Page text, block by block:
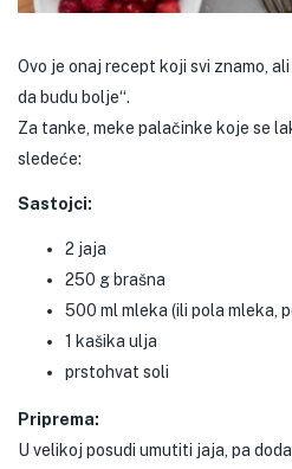
Ovo je onaj recept koji svi znamo,
da budu bolje“.
Za tanke, meke palačinke koje se
sledeće:
Sastojci:
2 jaja
250 g brašna
500 ml mleka (ili pola mleka,
1 kašika ulja
prstohvat soli
Priprema:
U velikoj posudi umutiti jaja, pa